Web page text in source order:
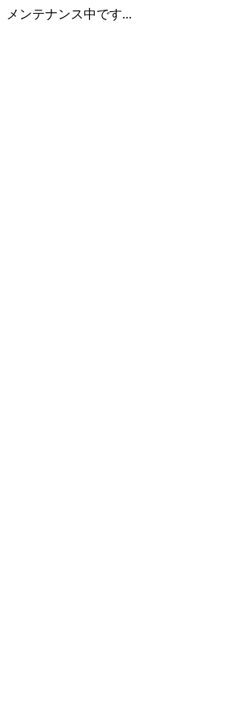
メンテナンス中です...